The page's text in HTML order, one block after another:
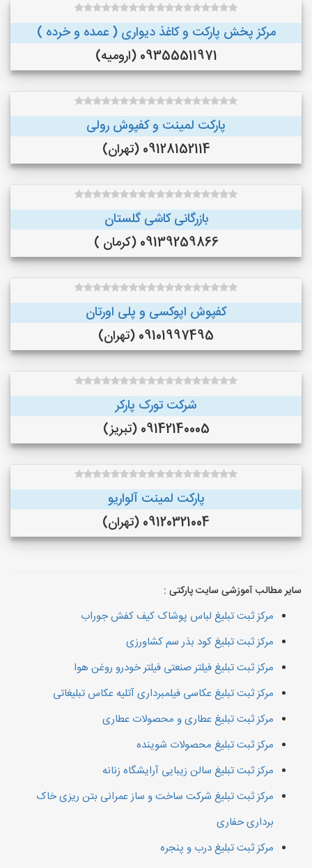
مرکز پخش پارکت و کاغذ دیواری ( عمده و خرده )
09355511971 (ارومیه)
پارکت لمینت و کفپوش رولی
09128152114 (تهران)
بازرگانی کاشی گلستان
09139259866 (کرمان )
کفپوش اپوکسی و پلی اورتان
09101997495 (تهران)
شرکت تورک پارکر
09142140005 (تبریز)
پارکت لمینت آلواریو
09120321004 (تهران)
سایر مطالب آموزشی سایت پارکتی :
مرکز ثبت تبلیغ لباس پوشاک کیف کفش جوراب
مرکز ثبت تبلیغ کود بذر سم کشاورزی
مرکز ثبت تبلیغ فیلتر صنعتی فیلتر خودرو روغن هوا
مرکز ثبت تبلیغ عکاسی فیلمبرداری آتلیه عکاس تبلیغاتی
مرکز ثبت تبلیغ عطاری و محصولات عطاری
مرکز ثبت تبلیغ محصولات شوینده
مرکز ثبت تبلیغ سالن زیبایی آرایشگاه زنانه
مرکز ثبت تبلیغ شرکت ساخت و ساز عمرانی بتن ریزی خاک
برداری حفاری
مرکز ثبت تبلیغ درب و پنجره